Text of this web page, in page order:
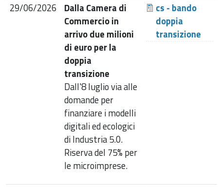
29/06/2026
Dalla Camera di
Commercio in
arrivo due milioni
di euro per la
doppia
transizione
Dall'8 luglio via alle
domande per
finanziare i modelli
digitali ed ecologici
di Industria 5.0.
Riserva del 75% per
le microimprese.
cs - bando
doppia
transizione